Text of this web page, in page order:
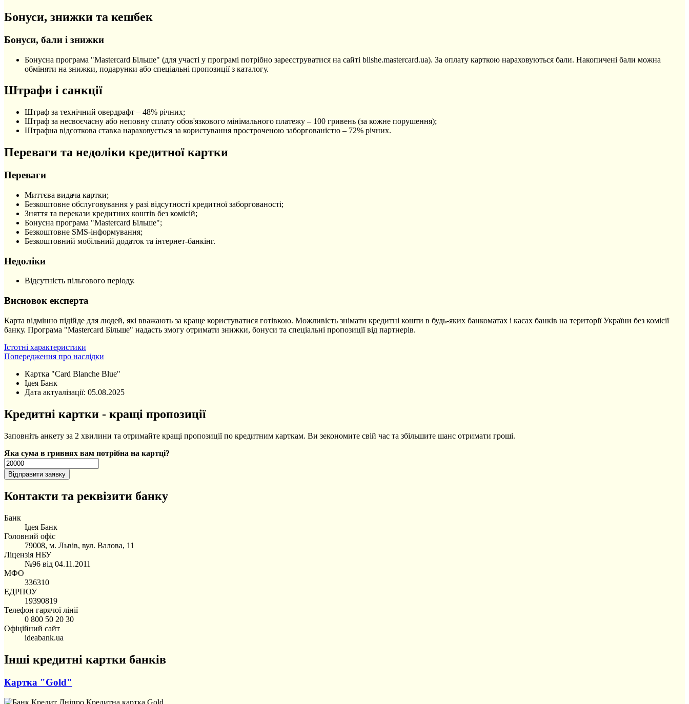
Бонуси, знижки та кешбек
Бонуси, бали і знижки
Бонусна програма "Mastercard Більше" (для участі у програмі потрібно зареєструватися на сайті bilshe.mastercard.ua). За оплату карткою нараховуються бали. Накопичені бали можна
обміняти на знижки, подарунки або спеціальні пропозиції з каталогу.
Штрафи і санкції
Штраф за технічний овердрафт – 48% річних;
Штраф за несвоєчасну або неповну сплату обов'язкового мінімального платежу – 100 гривень (за кожне порушення);
Штрафна відсоткова ставка нараховується за користування простроченою заборгованістю – 72% річних.
Переваги та недоліки кредитної картки
Переваги
Миттєва видача картки;
Безкоштовне обслуговування у разі відсутності кредитної заборгованості;
Зняття та перекази кредитних коштів без комісій;
Бонусна програма "Mastercard Більше";
Безкоштовне SMS-інформування;
Безкоштовний мобільний додаток та інтернет-банкінг.
Недоліки
Відсутність пільгового періоду.
Висновок експерта
Карта відмінно підійде для людей, які вважають за краще користуватися готівкою. Можливість знімати кредитні кошти в будь-яких банкоматах і касах банків на території України без комісії
банку. Програма "Mastercard Більше" надасть змогу отримати знижки, бонуси та спеціальні пропозиції від партнерів.
Істотні характеристики
Попередження про наслідки
Картка "Card Blanche Blue"
Ідея Банк
Дата актуалізації: 05.08.2025
Кредитні картки - кращі пропозиції
Заповніть анкету за 2 хвилини та отримайте кращі пропозиції по кредитним карткам. Ви зекономите свій час та збільшите шанс отримати гроші.
Яка сума в гривнях вам потрібна на картці?
Контакти та реквізити банку
Банк
Ідея Банк
Головний офіс
79008, м. Львів, вул. Валова, 11
Ліцензія НБУ
№96 від 04.11.2011
МФО
336310
ЕДРПОУ
19390819
Телефон гарячої лінії
0 800 50 20 30
Офіційний сайт
ideabank.ua
Інші кредитні картки банків
Картка "Gold"